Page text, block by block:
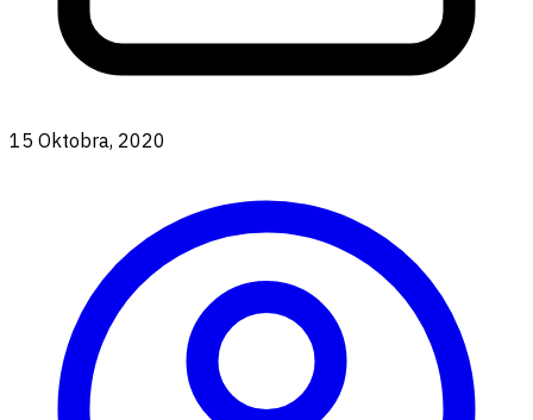
15 Oktobra, 2020